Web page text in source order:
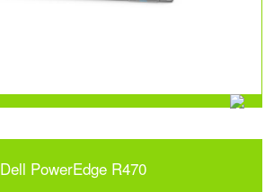
Dell PowerEdge R470